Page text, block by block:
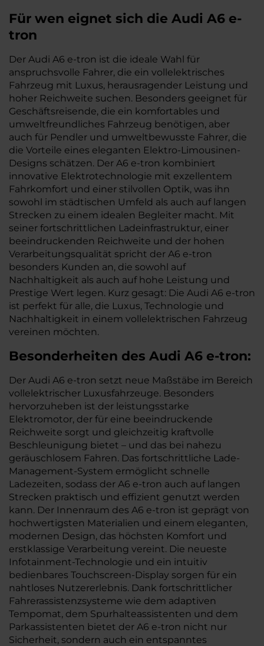
Für wen eignet sich die Audi A6 e-
tron
Der Audi A6 e-tron ist die ideale Wahl für
anspruchsvolle Fahrer, die ein vollelektrisches
Fahrzeug mit Luxus, herausragender Leistung und
hoher Reichweite suchen. Besonders geeignet für
Geschäftsreisende, die ein komfortables und
umweltfreundliches Fahrzeug benötigen, aber
auch für Pendler und umweltbewusste Fahrer, die
die Vorteile eines eleganten Elektro-Limousinen-
Designs schätzen. Der A6 e-tron kombiniert
innovative Elektrotechnologie mit exzellentem
Fahrkomfort und einer stilvollen Optik, was ihn
sowohl im städtischen Umfeld als auch auf langen
Strecken zu einem idealen Begleiter macht. Mit
seiner fortschrittlichen Ladeinfrastruktur, einer
beeindruckenden Reichweite und der hohen
Verarbeitungsqualität spricht der A6 e-tron
besonders Kunden an, die sowohl auf
Nachhaltigkeit als auch auf hohe Leistung und
Prestige Wert legen. Kurz gesagt: Die Audi A6 e-tron
ist perfekt für alle, die Luxus, Technologie und
Nachhaltigkeit in einem vollelektrischen Fahrzeug
vereinen möchten.
Besonderheiten des Audi A6 e-tron:
Der Audi A6 e-tron setzt neue Maßstäbe im Bereich
vollelektrischer Luxusfahrzeuge. Besonders
hervorzuheben ist der leistungsstarke
Elektromotor, der für eine beeindruckende
Reichweite sorgt und gleichzeitig kraftvolle
Beschleunigung bietet – und das bei nahezu
geräuschlosem Fahren. Das fortschrittliche Lade-
Management-System ermöglicht schnelle
Ladezeiten, sodass der A6 e-tron auch auf langen
Strecken praktisch und effizient genutzt werden
kann. Der Innenraum des A6 e-tron ist geprägt von
hochwertigsten Materialien und einem eleganten,
modernen Design, das höchsten Komfort und
erstklassige Verarbeitung vereint. Die neueste
Infotainment-Technologie und ein intuitiv
bedienbares Touchscreen-Display sorgen für ein
nahtloses Nutzererlebnis. Dank fortschrittlicher
Fahrerassistenzsysteme wie dem adaptiven
Tempomat, dem Spurhalteassistenten und dem
Parkassistenten bietet der A6 e-tron nicht nur
Sicherheit, sondern auch ein entspanntes